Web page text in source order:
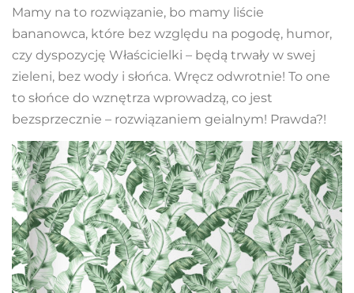
Mamy na to rozwiązanie, bo mamy liście
bananowca, które bez względu na pogodę, humor,
czy dyspozycję Właścicielki – będą trwały w swej
zieleni, bez wody i słońca. Wręcz odwrotnie! To one
to słońce do wznętrza wprowadzą, co jest
bezsprzecznie – rozwiązaniem geialnym! Prawda?!